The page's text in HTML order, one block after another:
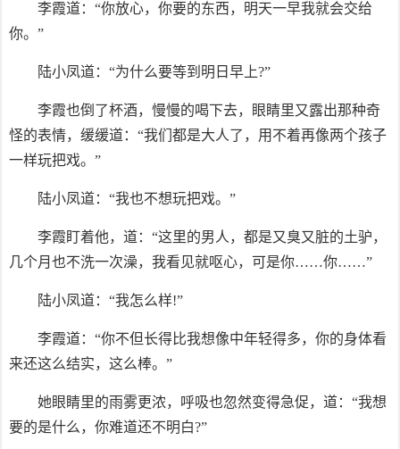
李霞道：“你放心，你要的东西，明天一早我就会交给
你。”
陆小凤道：“为什么要等到明日早上?”
李霞也倒了杯酒，慢慢的喝下去，眼睛里又露出那种奇
怪的表情，缓缓道：“我们都是大人了，用不着再像两个孩子
一样玩把戏。”
陆小凤道：“我也不想玩把戏。”
李霞盯着他，道：“这里的男人，都是又臭又脏的土驴，
几个月也不洗一次澡，我看见就呕心，可是你……你……”
陆小凤道：“我怎么样!”
李霞道：“你不但长得比我想像中年轻得多，你的身体看
来还这么结实，这么棒。”
她眼睛里的雨雾更浓，呼吸也忽然变得急促，道：“我想
要的是什么，你难道还不明白?”